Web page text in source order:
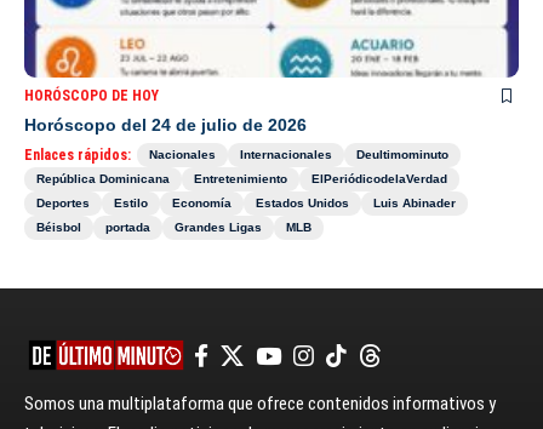
HORÓSCOPO DE HOY
Horóscopo del 24 de julio de 2026
Enlaces rápidos: Nacionales Internacionales
Deultimominuto
República Dominicana
Entretenimiento
ElPeriódicodelaVerdad
Deportes
Estilo Economía Estados Unidos
Luis Abinader
Béisbol
portada Grandes Ligas MLB
Somos una multiplataforma que ofrece contenidos informativos y